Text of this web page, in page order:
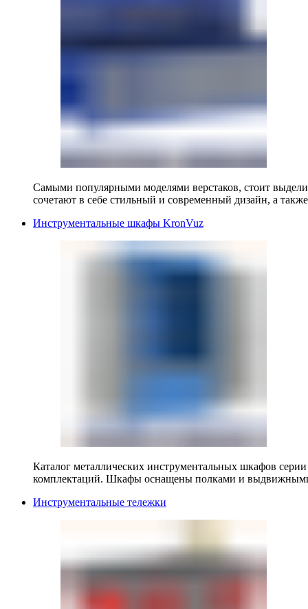
Самыми популярными моделями верстаков, стоит
сочетают в себе стильный и современный дизайн, а
Инструментальные шкафы KronVuz
Каталог металлических инструментальных шкафов
комплектаций. Шкафы оснащены полками и
Инструментальные тележки